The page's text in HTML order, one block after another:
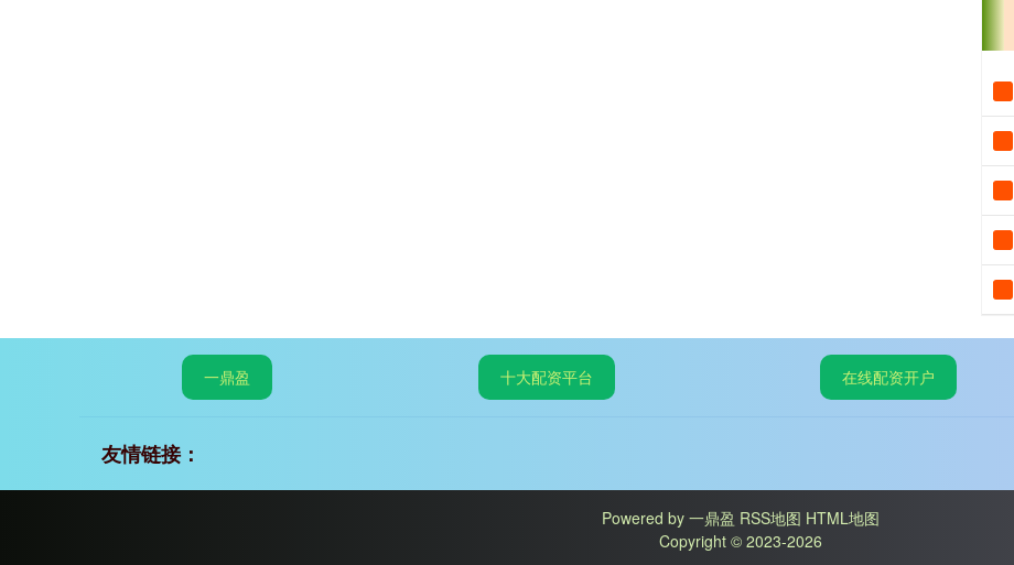
一鼎盈 十大配资平台 在线配资开户
友情链接：
Powered by 一鼎盈 RSS地图 HTML地图
Copyright © 2023-2026